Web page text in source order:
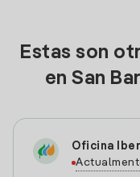
Estas son
en San
Oficina